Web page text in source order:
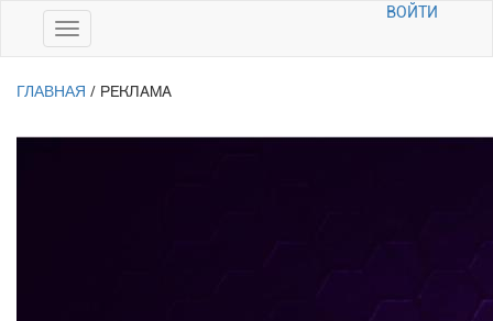
ВОЙТИ
ГЛАВНАЯ / РЕКЛАМА